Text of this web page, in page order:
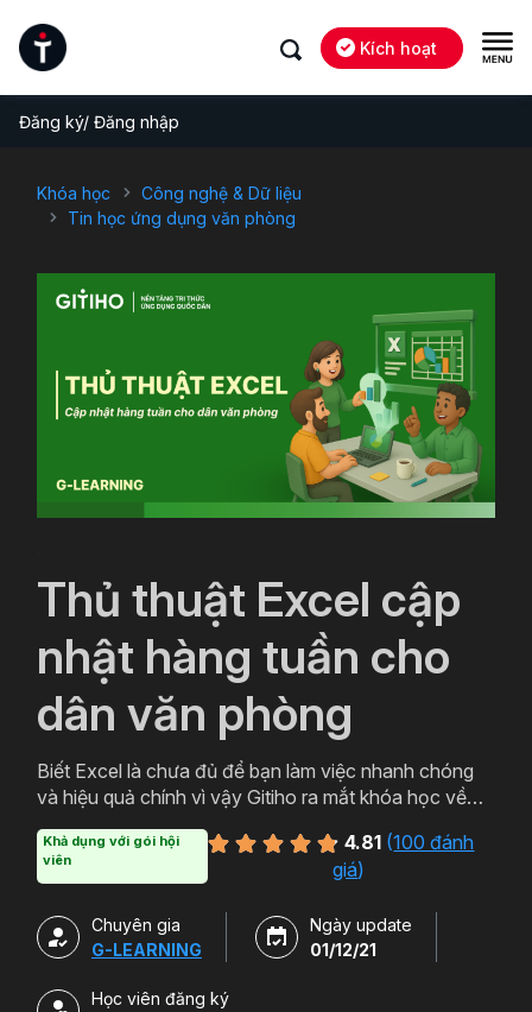
Kích hoạt
Đăng ký/ Đăng nhập
Khóa học
Công nghệ & Dữ liệu
Tin học ứng dụng văn phòng
Thủ thuật Excel cập
nhật hàng tuần cho
dân văn phòng
Biết Excel là chưa đủ để bạn làm việc nhanh chóng
và hiệu quả chính vì vậy Gitiho ra mắt khóa học về
văn phòng sẽ tự tin thao tác về những hàm, công cụ
trong Excel và ứng dụng để giải quyết công việc một
Khả dụng với gói hội
viên
4.81 (100 đánh
giá)
Chuyên gia
G-LEARNING
Ngày update
01/12/21
Học viên đăng ký